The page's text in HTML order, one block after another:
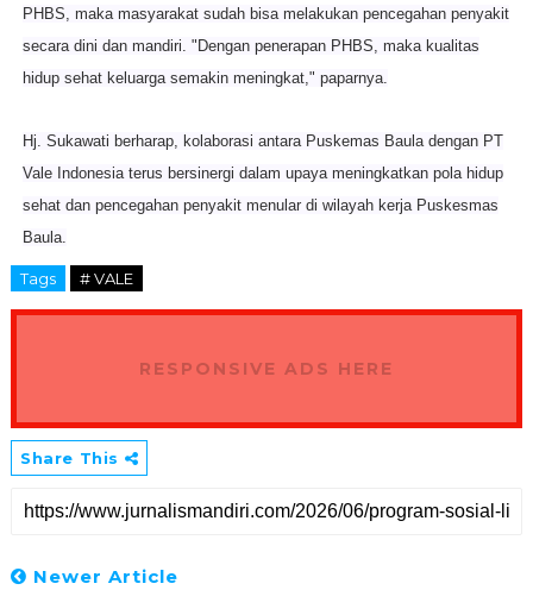
PHBS, maka masyarakat sudah bisa melakukan pencegahan penyakit
secara dini dan mandiri. "Dengan penerapan PHBS, maka kualitas
hidup sehat keluarga semakin meningkat," paparnya.
Hj. Sukawati berharap, kolaborasi antara Puskemas Baula dengan PT
Vale Indonesia terus bersinergi dalam upaya meningkatkan pola hidup
sehat dan pencegahan penyakit menular di wilayah kerja Puskesmas
Baula.
Tags # VALE
RESPONSIVE ADS HERE
Share This
Newer Article